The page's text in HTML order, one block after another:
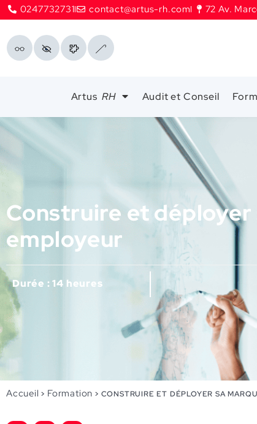
0247732731 contact@artus-rh.com 72 Av.
ArtusRH Audit et Conseil
Construire et déployer
employeur
Durée : 14 heures
Accueil > Formation > CONSTRUIRE ET DÉPLOYER SA